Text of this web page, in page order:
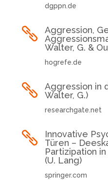
dgppn.de

Aggression,
Walter, G. &
hogrefe.de

Aggression in
Walter, G.)
researchgate.net

Innovative
Türen –
Partizipation
(U. Lang)
springer.com